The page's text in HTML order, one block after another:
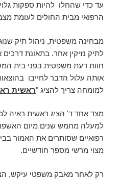
עד כדי שהחלו להיות ספקות
הרפואי מבית החולים לעומת
מבחינה משפטית, ניהול תיק
לתיק נזיקין אחר. בתאונת
חוות דעת משפטית בפני בית
אותה עלול הדבר לחייבו
למומחה צריך להציג "ראשית
מצד אחד ד' הציג ראשית ראיה
למעלה מחמש שנים מיום
רפואיים שסותרים את האמור
מצוי מרשי מספר חודשיים.
רק לאחר מאבק משפטי עיקש,